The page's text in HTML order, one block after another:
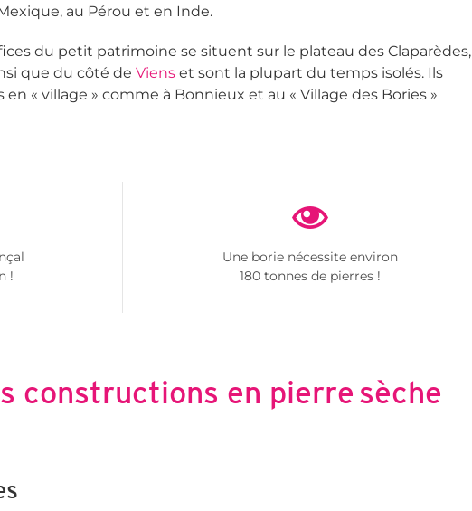
au Pérou et en Inde.
du petit patrimoine se situent sur le plateau des Claparèdes,
que du côté de Viens et sont la plupart du temps isolés. Ils
« village » comme à Bonnieux et au « Village des Bories »
!
Une borie nécessite environ
180 tonnes de pierres !
constructions en pierre sèche